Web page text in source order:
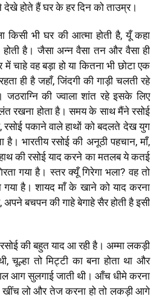
होते हैं घर के हर दिन को ताउम्र।
किसी भी घर की आत्मा होती है, यूँ कहा
है। जैसा अन्न वैसा तन और वैसा ही
चाहे वह बड़ा हो या कितना भी छोटा एक
ही है जहाँ, जिंदगी की गाड़ी चलती रहे
जठराग्नि की ज्वाला शांत रहे इसके लिए
रखना होता है। समय के साथ मैंने रसोई
पकाने वाले हाथों को बदलते देख युग
भारतीय रसोई की अनूठी पहचान, माँ,
की रसोई याद करने का मतलब ये कतई
गया है। स्तर क्यूँ गिरेगा भला? वह तो
गया है। शायद माँ के खाने को याद करना
बचपन की गाहे बेगाहे सैर होती है इसी
की बहुत याद आ रही है। अम्मा लकड़ी
चूल्हा तो मिट्टी का बना होता था और
आग सुलगाई जाती थी। आँच धीमे करना
खींच लो औरतेज करना हो तो लकड़ी आगे